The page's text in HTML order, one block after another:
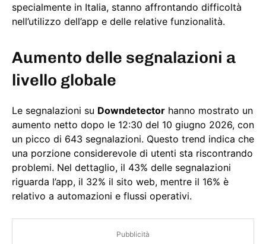
specialmente in Italia, stanno affrontando difficoltà
nell’utilizzo dell’app e delle relative funzionalità.
Aumento delle segnalazioni a
livello globale
Le segnalazioni su Downdetector hanno mostrato un
aumento netto dopo le 12:30 del 10 giugno 2026, con
un picco di 643 segnalazioni. Questo trend indica che
una porzione considerevole di utenti sta riscontrando
problemi. Nel dettaglio, il 43% delle segnalazioni
riguarda l’app, il 32% il sito web, mentre il 16% è
relativo a automazioni e flussi operativi.
Pubblicità